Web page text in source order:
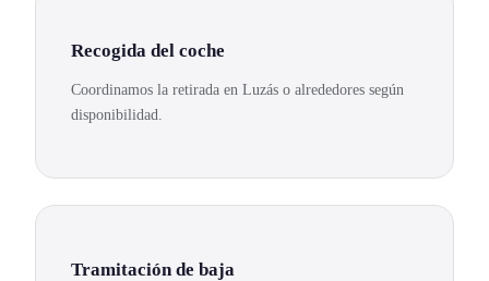
Recogida del coche
Coordinamos la retirada en Luzás o alrededores según
disponibilidad.
Tramitación de baja